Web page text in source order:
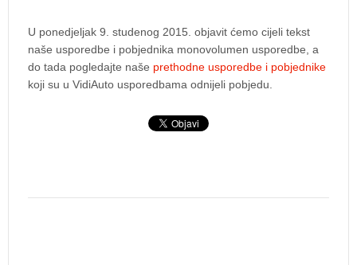
U ponedjeljak 9. studenog 2015. objavit ćemo cijeli tekst
naše usporedbe i pobjednika monovolumen usporedbe, a
do tada pogledajte naše prethodne usporedbe i pobjednike
koji su u VidiAuto usporedbama odnijeli pobjedu.